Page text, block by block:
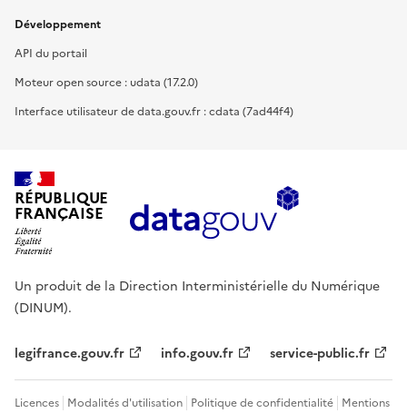
Développement
API du portail
Moteur open source : udata (17.2.0)
Interface utilisateur de data.gouv.fr : cdata (7ad44f4)
RÉPUBLIQUE
FRANÇAISE
Un produit de la Direction Interministérielle du Numérique
(DINUM).
legifrance.gouv.fr info.gouv.fr service-public.fr
Licences Modalités d'utilisation Politique de confidentialité Mentions